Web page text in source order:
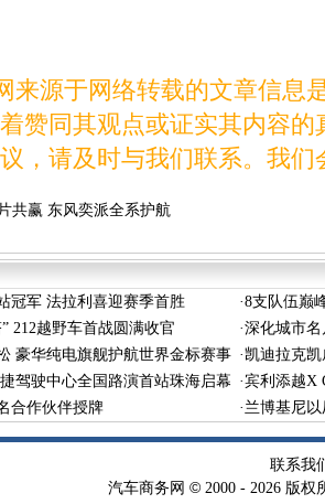
源于网络转载的文章信息
赞同其观点或证实其内容
，请及时与我们联系。我
共赢 东风奕派全系护航
冠军 法拉利喜迎赛季首胜 ·8支队伍巅
212越野车首战圆满收官 ·深化城市
豪华纯电旗舰护航世界金标赛事 ·凯迪拉克
驾驶中心全国路演首站珠海启幕 ·宾利添越X
合作伙伴授牌 · 兰博基尼
联系我
汽车商务网 © 2000 - 2026 版权